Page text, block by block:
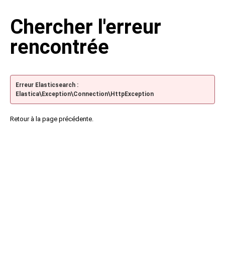
Chercher l'erreur
rencontrée
Erreur Elasticsearch :
Elastica\Exception\Connection\HttpException
Retour à la page précédente.